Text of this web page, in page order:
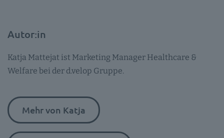
Autor:in
Katja Mattejat ist Marketing Manager Healthcare &
Welfare bei der d.velop Gruppe.
Mehr von Katja